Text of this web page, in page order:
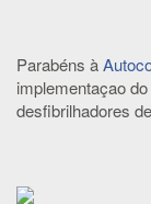
Parabéns à
implementaçao
desfibrilhadores